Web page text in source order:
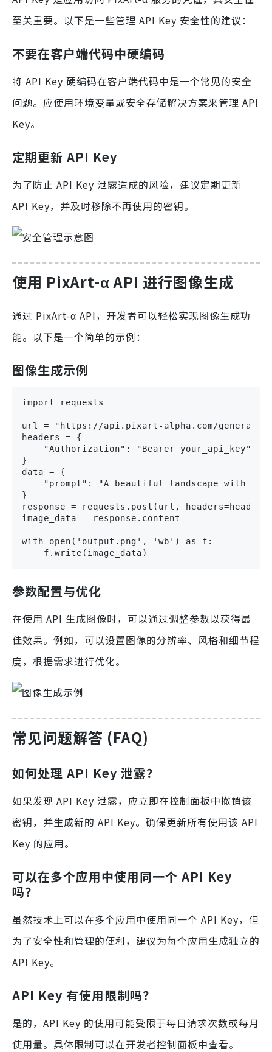
至关重要。以下是一些管理 API Key 安全性的建议：
不要在客户端代码中硬编码
将 API Key 硬编码在客户端代码中是一个常见的安全
问题。应使用环境变量或安全存储解决方案来管理 API
Key。
定期更新 API Key
为了防止 API Key 泄露造成的风险，建议定期更新
API Key，并及时移除不再使用的密钥。
使用 PixArt-α API 进行图像生成
通过 PixArt-α API，开发者可以轻松实现图像生成功
能。以下是一个简单的示例：
图像生成示例
import requests
url = "https://api.pixart-alpha.com/
headers = {
    "Authorization": "Bearer your_api_key"
}
data = {
"prompt": "A beautiful landscape with
}
response = requests.post(url,
image_data = response.content
with open('output.png', 'wb') as f:
    f.write(image_data)
参数配置与优化
在使用 API 生成图像时，可以通过调整参数以获得最
佳效果。例如，可以设置图像的分辨率、风格和细节程
度，根据需求进行优化。
常见问题解答 (FAQ)
如何处理 API Key 泄露？
如果发现 API Key 泄露，应立即在控制面板中撤销该
密钥，并生成新的 API Key。确保更新所有使用该 API
Key 的应用。
可以在多个应用中使用同一个 API Key
吗？
虽然技术上可以在多个应用中使用同一个 API Key，但
为了安全性和管理的便利，建议为每个应用生成独立的
API Key。
API Key 有使用限制吗？
是的，API Key 的使用可能受限于每日请求次数或每月
使用量。具体限制可以在开发者控制面板中查看。